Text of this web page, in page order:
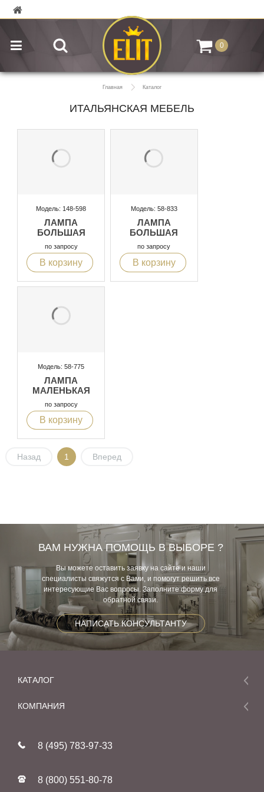
0
Главная Каталог
ИТАЛЬЯНСКАЯ МЕБЕЛЬ
Модель: 148-598
ЛАМПА
БОЛЬШАЯ
по запросу
В корзину
Модель: 58-833
ЛАМПА
БОЛЬШАЯ
по запросу
В корзину
Модель: 58-775
ЛАМПА
МАЛЕНЬКАЯ
по запросу
В корзину
Назад 1 Вперед
ВАМ НУЖНА ПОМОЩЬ В ВЫБОРЕ ?
Вы можете оставить заявку на сайте и наши
специалисты свяжутся с Вами, и помогут решить все
интересующие Вас вопросы. Заполните форму для
обратной связи.
НАПИСАТЬ КОНСУЛЬТАНТУ
КАТАЛОГ
Мебель
Фабрики
КОМПАНИЯ
Реставрация
Контакты
8 (495) 783-97-33
8 (800) 551-80-78